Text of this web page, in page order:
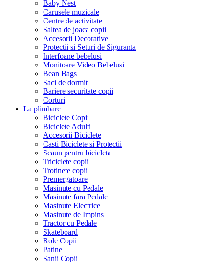
Baby Nest
Carusele muzicale
Centre de activitate
Saltea de joaca copii
Accesorii Decorative
Protectii si Seturi de Siguranta
Interfoane bebelusi
Monitoare Video Bebelusi
Bean Bags
Saci de dormit
Bariere securitate copii
Corturi
La plimbare
Biciclete Copii
Biciclete Adulti
Accesorii Biciclete
Casti Biciclete si Protectii
Scaun pentru bicicleta
Triciclete copii
Trotinete copii
Premergatoare
Masinute cu Pedale
Masinute fara Pedale
Masinute Electrice
Masinute de Impins
Tractor cu Pedale
Skateboard
Role Copii
Patine
Sanii Copii